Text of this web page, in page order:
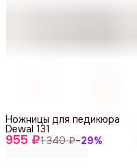
955 ₽1 340 ₽−29%
Ножницы для педикюра
Dewal 131